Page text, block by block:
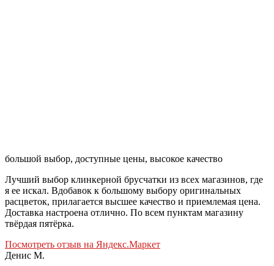
большой выбор, доступные цены, высокое качество
Лучший выбор клинкерной брусчатки из всех магазинов, где
я ее искал. Вдобавок к большому выбору оригинальных
расцветок, прилагается высшее качество и приемлемая цена.
Доставка настроена отлично. По всем пунктам магазину
твёрдая пятёрка.
Посмотреть отзыв на Яндекс.Маркет
Денис М.